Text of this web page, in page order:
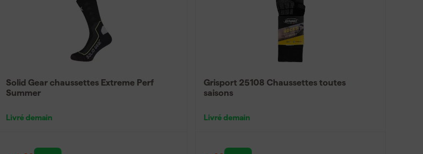
Solid Gear chaussettes Extreme Perf
Summer
Livré demain
Grisport 25108 Chaussettes toutes
saisons
Livré demain